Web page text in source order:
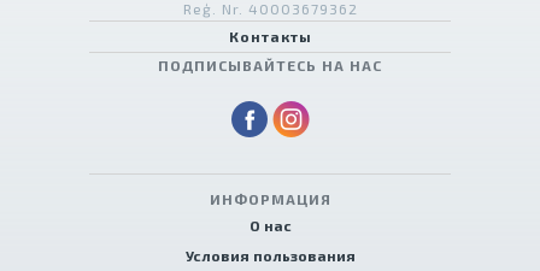
Reģ. Nr. 40003679362
Контакты
ПОДПИСЫВАЙТЕСЬ НА НАС
ИНФОРМАЦИЯ
О нас
Условия пользования